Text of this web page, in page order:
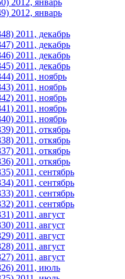
2012, январь
2011, декабрь
2011, декабрь
2011, декабрь
2011, декабрь
2011, ноябрь
2011, ноябрь
2011, ноябрь
2011, ноябрь
2011, ноябрь
2011, откябрь
2011, откябрь
2011, откябрь
2011, откябрь
2011, сентябрь
2011, сентябрь
2011, сентябрь
2011, сентябрь
2011, август
2011, август
2011, август
2011, август
2011, август
2011, июль